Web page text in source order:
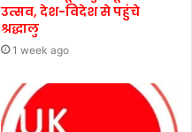
उत्सव, देश-विदेश से पहुंचे
श्रद्धालु
1 week ago